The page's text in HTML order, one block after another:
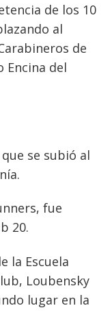
de los 10
al
de
Encina del
se subió al
fue
20.
la Escuela
Loubensky
lugar en la